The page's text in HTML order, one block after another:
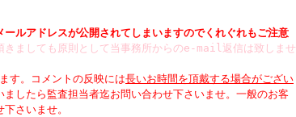
されてしまいますのでくれぐれもご注意
きましても原則として当事務所からのe-mail返信は致しませ
す。コメントの反映には長いお時間を頂戴する場合がござい
したら監査担当者迄お問い合わせ下さいませ。一般のお客
さいませ。